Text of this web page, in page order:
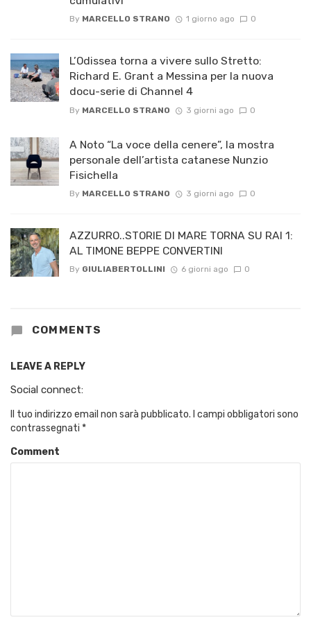
By MARCELLO STRANO 1 giorno ago 0
L’Odissea torna a vivere sullo Stretto:
Richard E. Grant a Messina per la nuova
docu-serie di Channel 4
By MARCELLO STRANO 3 giorni ago 0
A Noto “La voce della cenere”, la mostra
personale dell’artista catanese Nunzio
Fisichella
By MARCELLO STRANO 3 giorni ago 0
AZZURRO..STORIE DI MARE TORNA SU RAI 1:
AL TIMONE BEPPE CONVERTINI
By GIULIABERTOLLINI 6 giorni ago 0
COMMENTS
LEAVE A REPLY
Social connect:
Il tuo indirizzo email non sarà pubblicato. I campi obbligatori sono
contrassegnati *
Comment